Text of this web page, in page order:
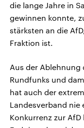
die lange Jahre in
gewinnen konnte,
stärksten an die
Fraktion ist.
Aus der
Rundfunks und
hat auch der
Landesverband nie
Konkurrenz zur AfD